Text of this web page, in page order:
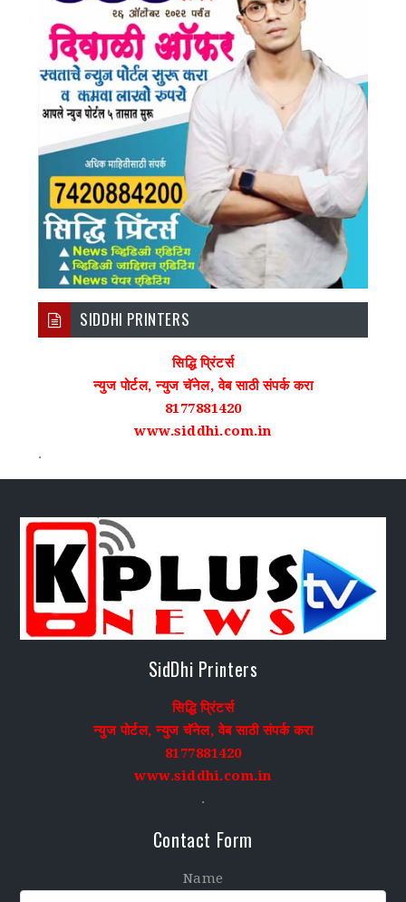
SIDDHI PRINTERS
सिद्धि प्रिंटर्स
न्युज पोर्टल, न्युज चॅनेल, वेब साठी संपर्क करा
8177881420
www.siddhi.com.in
.
SidDhi Printers
सिद्धि प्रिंटर्स
न्युज पोर्टल, न्युज चॅनेल, वेब साठी संपर्क करा
8177881420
www.siddhi.com.in
.
Contact Form
Name